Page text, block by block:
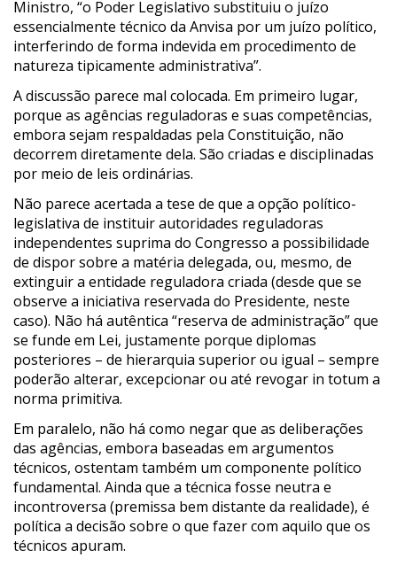
Ministro, “o Poder Legislativo substituiu o juízo
essencialmente técnico da Anvisa por um juízo político,
interferindo de forma indevida em procedimento de
natureza tipicamente administrativa”.
A discussão parece mal colocada. Em primeiro lugar,
porque as agências reguladoras e suas competências,
embora sejam respaldadas pela Constituição, não
decorrem diretamente dela. São criadas e disciplinadas
por meio de leis ordinárias.
Não parece acertada a tese de que a opção político-
legislativa de instituir autoridades reguladoras
independentes suprima do Congresso a possibilidade
de dispor sobre a matéria delegada, ou, mesmo, de
extinguir a entidade reguladora criada (desde que se
observe a iniciativa reservada do Presidente, neste
caso). Não há autêntica “reserva de administração” que
se funde em Lei, justamente porque diplomas
posteriores – de hierarquia superior ou igual – sempre
poderão alterar, excepcionar ou até revogar in totum a
norma primitiva.
Em paralelo, não há como negar que as deliberações
das agências, embora baseadas em argumentos
técnicos, ostentam também um componente político
fundamental. Ainda que a técnica fosse neutra e
incontroversa (premissa bem distante da realidade), é
política a decisão sobre o que fazer com aquilo que os
técnicos apuram.